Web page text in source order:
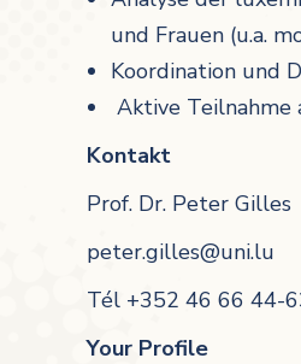
und Frauen (u.a.
Koordination und
Aktive Teilnahme
Kontakt
Prof. Dr. Peter Gilles
peter.gilles@uni.lu
Tél +352 46 66 44-
Your Profile